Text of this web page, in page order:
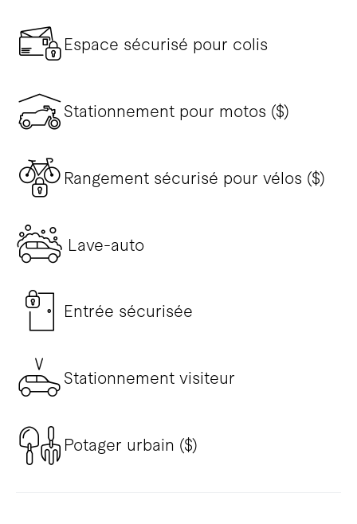
Espace sécurisé pour colis
Stationnement pour motos ($)
Rangement sécurisé pour vélos ($)
Lave-auto
Entrée sécurisée
Stationnement visiteur
Potager urbain ($)